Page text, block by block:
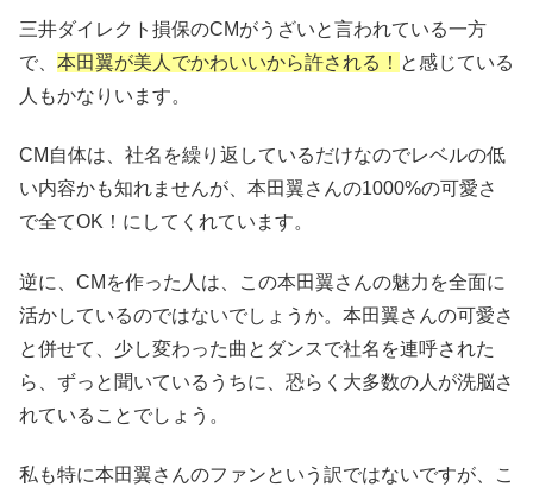
三井ダイレクト損保のCMがうざいと言われている一方
で、 本田翼が美人でかわいいから許される！ と感じている
人もかなりいます。
CM自体は、社名を繰り返しているだけなのでレベルの低
い内容かも知れませんが、本田翼さんの1000%の可愛さ
で全てOK！にしてくれています。
逆に、CMを作った人は、この本田翼さんの魅力を全面に
活かしているのではないでしょうか。本田翼さんの可愛さ
と併せて、少し変わった曲とダンスで社名を連呼された
ら、ずっと聞いているうちに、恐らく大多数の人が洗脳さ
れていることでしょう。
私も特に本田翼さんのファンという訳ではないですが、こ